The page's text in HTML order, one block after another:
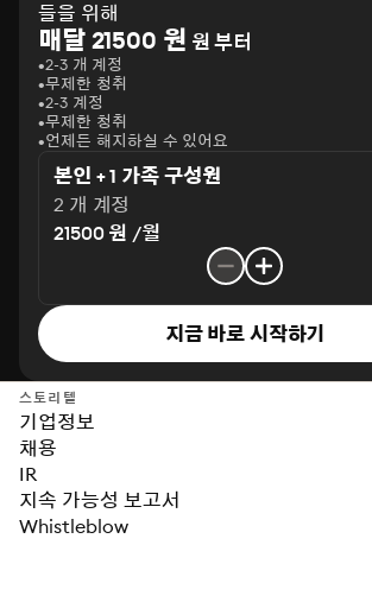
들을 위해
매달 21500 원 원 부터
2-3 개 계정
무제한 청취
2-3 계정
무제한 청취
언제든 해지하실 수 있어요
본인 + 1 가족 구성원
2 개 계정
21500 원 /월
지금 바로 시작하기
스토리텔
기업정보
채용
IR
지속 가능성 보고서
Whistleblow